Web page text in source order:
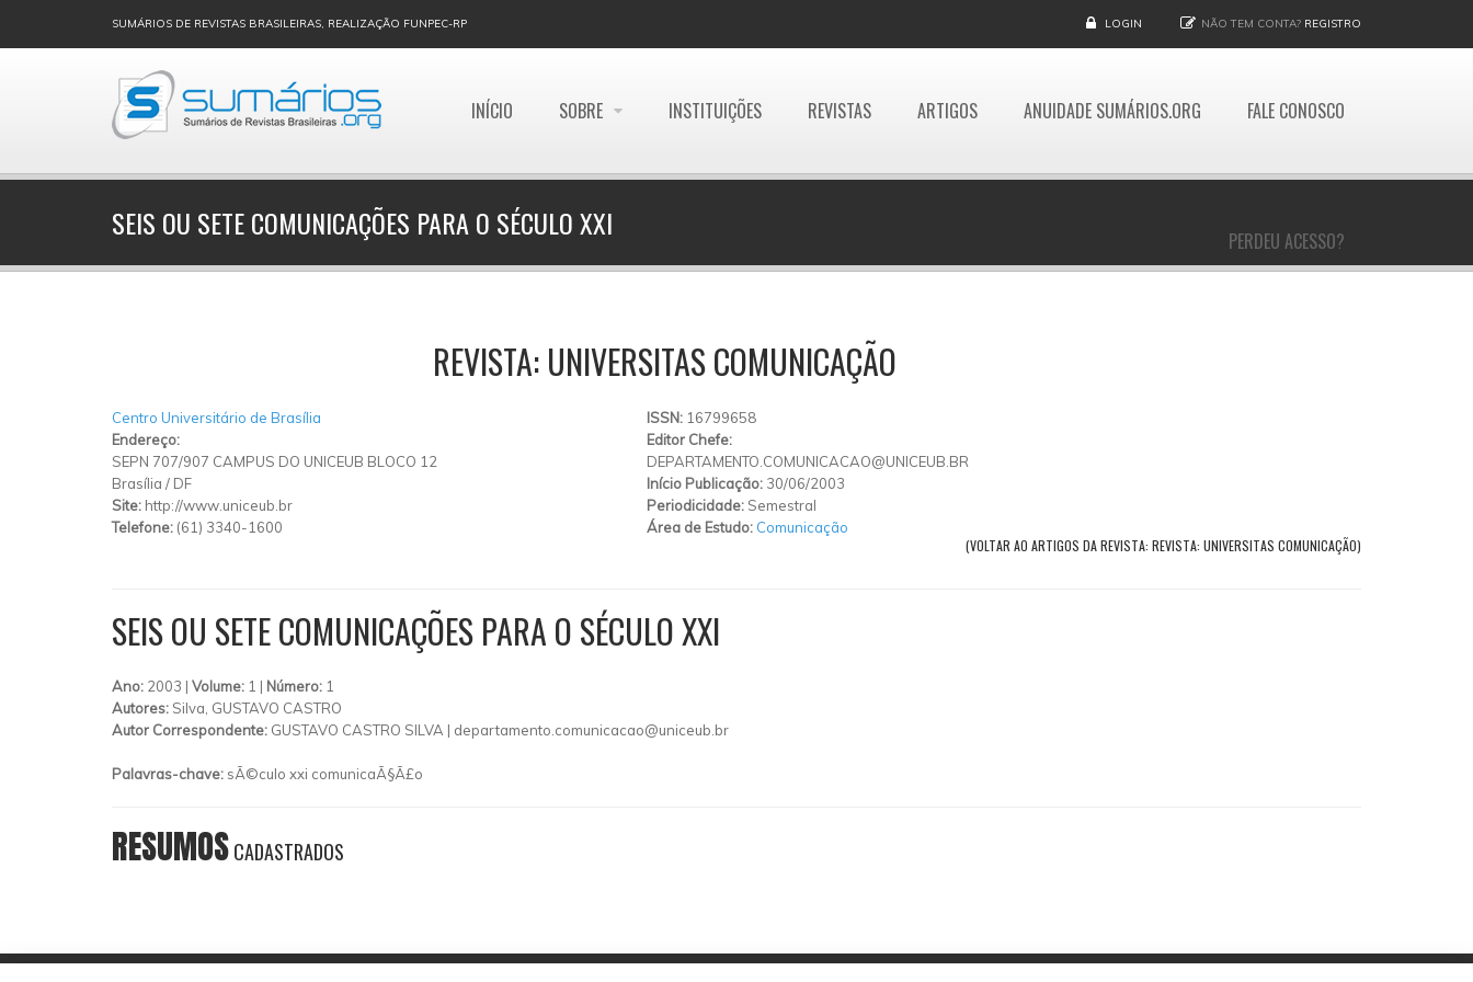
SUMÁRIOS DE REVISTAS BRASILEIRAS, REALIZAÇÃO FUNPEC-RP LOGIN NÃO TEM CONTA? REGISTRO
INÍCIO SOBRE INSTITUIÇÕES REVISTAS ARTIGOS ANUIDADE SUMÁRIOS.ORG FALE CONOSCO
PERDEU ACESSO?
SEIS OU SETE COMUNICAÇÕES PARA O SÉCULO XXI
REVISTA: UNIVERSITAS COMUNICAÇÃO
Centro Universitário de Brasília
Endereço:
SEPN 707/907 CAMPUS DO UNICEUB BLOCO 12
Brasília / DF
Site: http://www.uniceub.br
Telefone: (61) 3340-1600
ISSN: 16799658
Editor Chefe:
DEPARTAMENTO.COMUNICACAO@UNICEUB.BR
Início Publicação: 30/06/2003
Periodicidade: Semestral
Área de Estudo: Comunicação
(VOLTAR AO ARTIGOS DA REVISTA: REVISTA: UNIVERSITAS COMUNICAÇÃO)
SEIS OU SETE COMUNICAÇÕES PARA O SÉCULO XXI
Ano: 2003 | Volume: 1 | Número: 1
Autores: Silva, GUSTAVO CASTRO
Autor Correspondente: GUSTAVO CASTRO SILVA | departamento.comunicacao@uniceub.br
Palavras-chave: sÃ©culo xxi comunicaÃ§Ã£o
RESUMOSCADASTRADOS